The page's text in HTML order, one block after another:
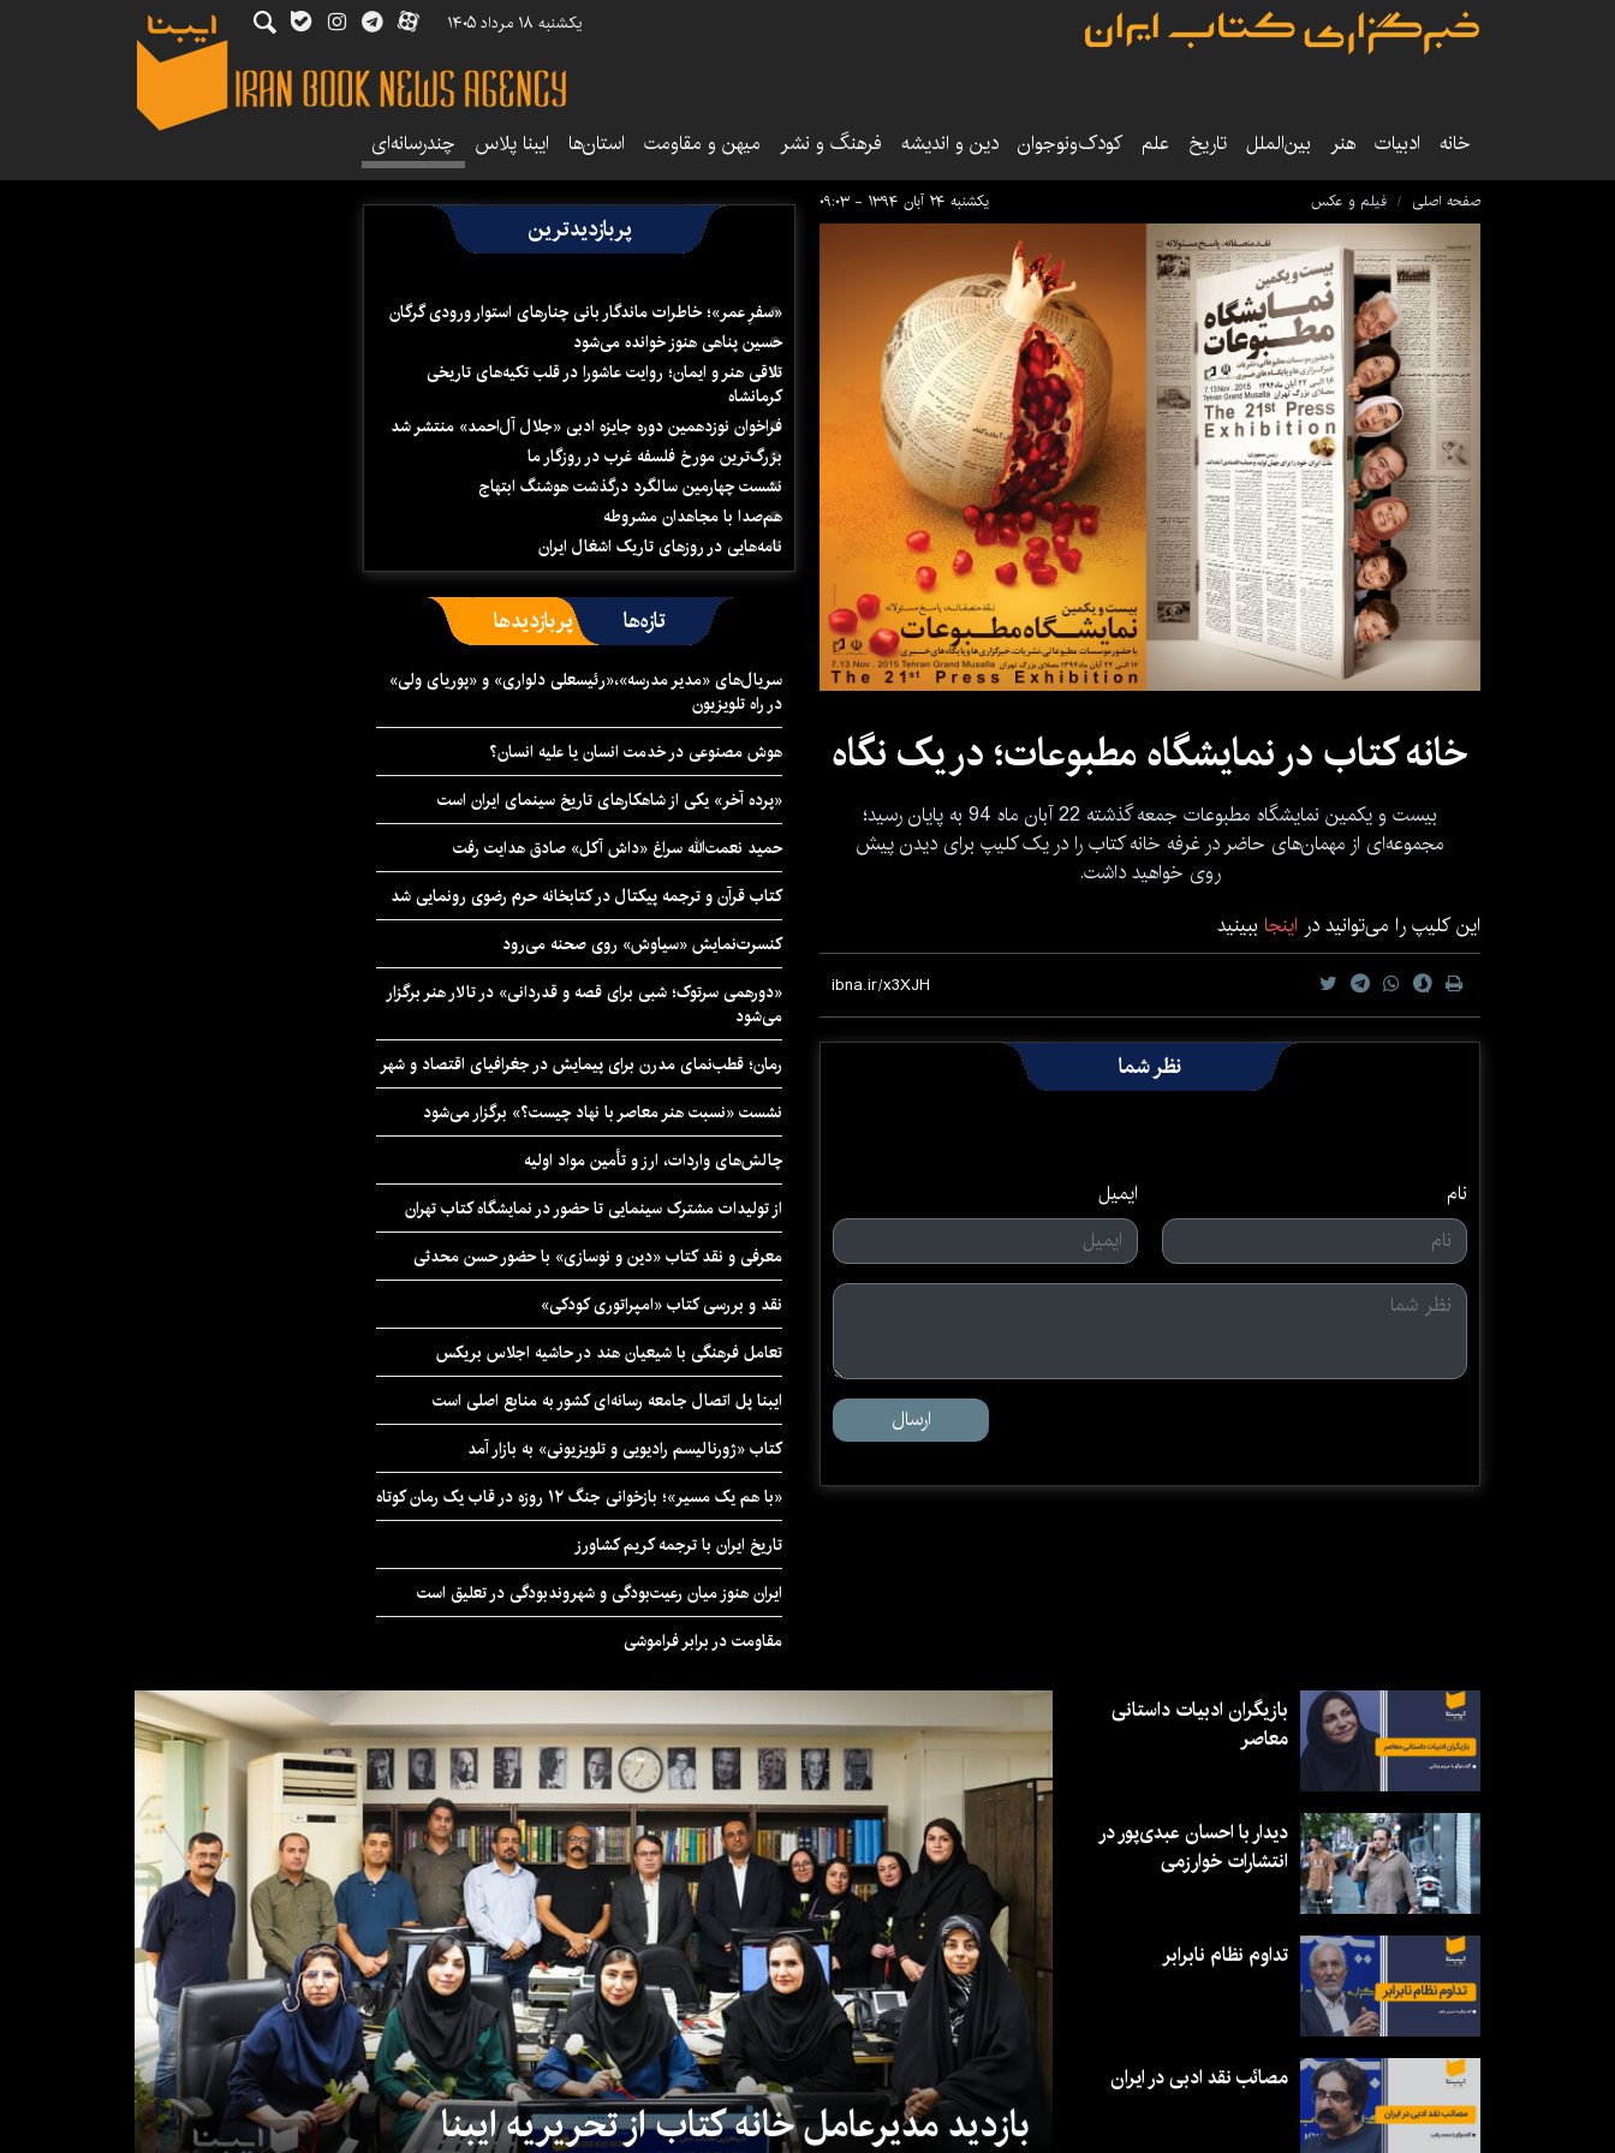
یکشنبه ۱۸ مرداد ۱۴۰۵
خانه ادبیات هنر بین‌الملل تاریخ‌ علم کودک‌ونوجوان دین و اندیشه فرهنگ و نشر میهن و مقاومت استان‌ها ایبنا پلاس چندرسانه‌ای
صفحه اصلی فیلم و عکس یکشنبه ۲۴ آبان ۱۳۹۴ - ۰۹:۰۳
خانه کتاب در نمایشگاه مطبوعات؛ در یک نگاه
بیست و یکمین نمایشگاه مطبوعات جمعه گذشته 22 آبان ماه 94 به پایان رسید؛
مجموعه‌ای از مهمان‌های حاضر در غرفه خانه کتاب را در یک کلیپ برای دیدن پیش
روی خواهید داشت.
این کلیپ را می‌توانید در اینجا ببینید
نظر شما
نام ایمیل
ارسال
پربازدیدترین
«سفرِ عمر»؛ خاطرات ماندگار بانی چنارهای استوار ورودی گرگان
حسین پناهی هنوز خوانده می‌شود
تلاقی هنر و ایمان؛ روایت عاشورا در قلب تکیه‌های تاریخی
کرمانشاه
فراخوان نوزدهمین دوره جایزه ادبی «جلال آل‌احمد» منتشر شد
بزرگ‌ترین مورخ فلسفه غرب در روزگار ما
نشست چهارمین سالگرد درگذشت هوشنگ ابتهاج
هم‌صدا با مجاهدان مشروطه
نامه‌هایی در روزهای تاریک اشغال ایران
تازه‌ها پربازدیدها
سریال‌های «مدیر مدرسه»،«رئیسعلی دلواری» و «پوریای ولی»
در راه تلویزیون
هوش مصنوعی در خدمت انسان یا علیه انسان؟
«پرده آخر» یکی از شاهکارهای تاریخ سینمای ایران است
حمید نعمت‌‏الله سراغ «داش آکل» صادق هدایت رفت
کتاب قرآن و ترجمه پیکتال در کتابخانه حرم رضوی رونمایی شد
کنسرت‌نمایش «سیاوش» روی صحنه می‌رود
«دورهمی سرتوک؛ شبی برای قصه و قدردانی» در تالار هنر برگزار
می‌شود
رمان؛ قطب‌نمای مدرن برای پیمایش در جغرافیای اقتصاد و شهر
نشست «نسبت هنر معاصر با نهاد چیست؟» برگزار می‌شود
چالش‌های واردات، ارز و تأمین مواد اولیه
از تولیدات مشترک سینمایی تا حضور در نمایشگاه کتاب تهران
معرفی و نقد کتاب «دین و نوسازی» با حضور حسن محدثی
نقد و بررسی کتاب «امپراتوری کودکی»
تعامل فرهنگی با شیعیان هند در حاشیه اجلاس بریکس
ایبنا پل اتصال جامعه رسانه‌ای کشور به منابع اصلی است
کتاب «ژورنالیسم رادیویی و تلویزیونی» به بازار آمد
«با هم یک مسیر»؛ بازخوانی جنگ ۱۲ روزه در قاب یک رمان کوتاه
تاریخ ایران با ترجمه کریم کشاورز
ایران هنوز میان رعیت‌بودگی و شهروندبودگی در تعلیق است
مقاومت در برابر فراموشی
بازدید مدیرعامل خانه کتاب از تحریریه ایبنا
بازیگران ادبیات داستانی
معاصر
دیدار با احسان عبدی‌پور در
انتشارات خوارزمی
تداوم نظام نابرابر
مصائب نقد ادبی در ایران